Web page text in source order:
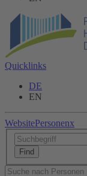
Quicklinks
DE
EN
WebsitePersonenx